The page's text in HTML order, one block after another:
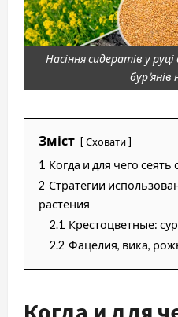
Насіння сидератів у
бур’янів
Зміст Сховати
1 Когда и для чего
2 Стратегии
растения
2.1 Крестоцветные:
2.2 Фацелия, вика,